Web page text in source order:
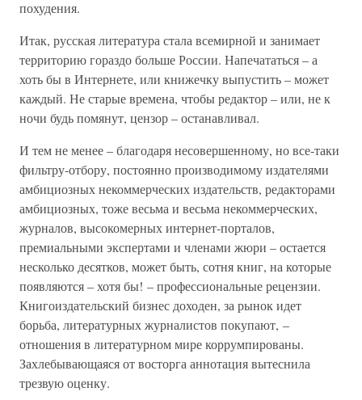
похудения.
Итак, русская литература стала всемирной и занимает
территорию гораздо больше России. Напечататься – а
хоть бы в Интернете, или книжечку выпустить – может
каждый. Не старые времена, чтобы редактор – или, не к
ночи будь помянут, цензор – останавливал.
И тем не менее – благодаря несовершенному, но все-таки
фильтру-отбору, постоянно производимому издателями
амбициозных некоммерческих издательств, редакторами
амбициозных, тоже весьма и весьма некоммерческих,
журналов, высокомерных интернет-порталов,
премиальными экспертами и членами жюри – остается
несколько десятков, может быть, сотня книг, на которые
появляются – хотя бы! – профессиональные рецензии.
Книгоиздательский бизнес доходен, за рынок идет
борьба, литературных журналистов покупают, –
отношения в литературном мире коррумпированы.
Захлебывающаяся от восторга аннотация вытеснила
трезвую оценку.